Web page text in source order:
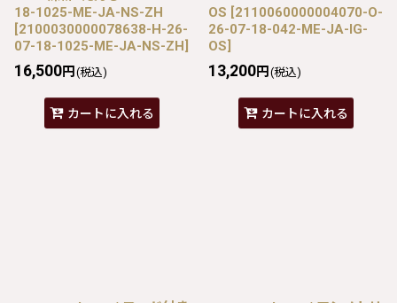
18-1025-ME-JA-NS-ZH
[2100030000078638-H-26-
07-18-1025-ME-JA-NS-ZH]
16,500円 (税込)
カートに入れる
OS [2110060000004070-O-
26-07-18-042-ME-JA-IG-
OS]
13,200円 (税込)
カートに入れる